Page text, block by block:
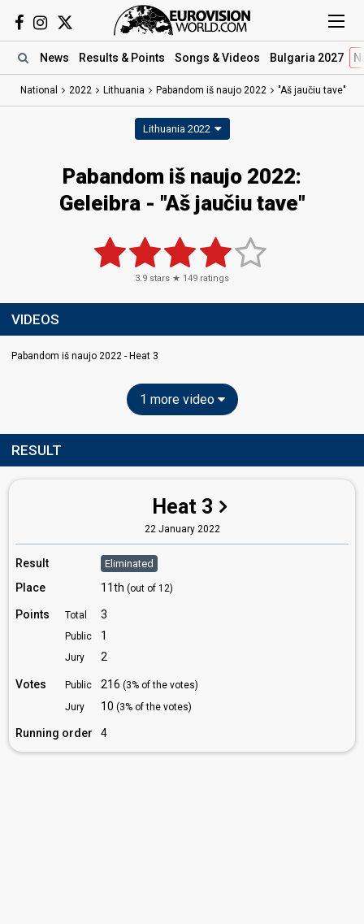
News Results & Points Songs & Videos Bulgaria 2027
National 2022 Lithuania Pabandom iš naujo 2022 "Aš jaučiu tave"
Lithuania 2022
Pabandom iš naujo 2022:
Geleibra - "Aš jaučiu tave"
3.9 stars ★ 149 ratings
VIDEOS
Pabandom iš naujo 2022 - Heat 3
1 more video
RESULT
Heat 3
22 January 2022
Result Eliminated
Place 11th (out of 12)
Points Total 3
Public 1
Jury 2
Votes Public 216 (3% of the votes)
Jury
10 (3% of the votes)
Running order 4